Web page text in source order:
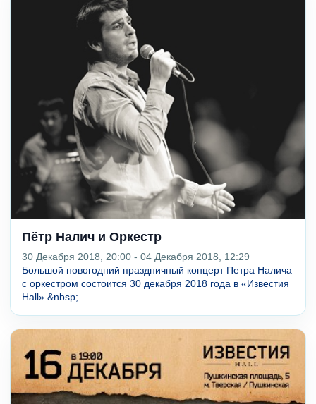
Пётр Налич и Оркестр
30 Декабря 2018, 20:00 - 04 Декабря 2018, 12:29
Большой новогодний праздничный концерт Петра Налича
с оркестром состоится 30 декабря 2018 года в «Известия
Hall».&nbsp;